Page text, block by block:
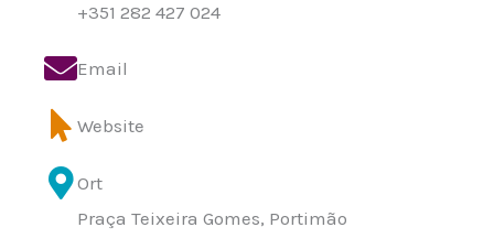
+351 282 427 024
Email
Website
Ort
Praça Teixeira Gomes, Portimão